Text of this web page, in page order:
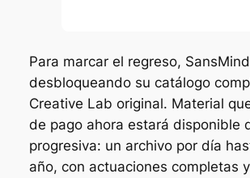
Para marcar el regreso,
desbloqueando su catálogo
Creative Lab original. Material
de pago ahora estará disponible
progresiva: un archivo por día
año, con actuaciones completas